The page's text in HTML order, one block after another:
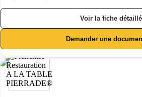
Voir la fiche
Demander une